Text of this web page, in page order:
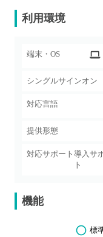
利用環境
端末・OS
シングルサインオン
対応言語
提供形態
対応サポート 導入サ
ト
機能
標